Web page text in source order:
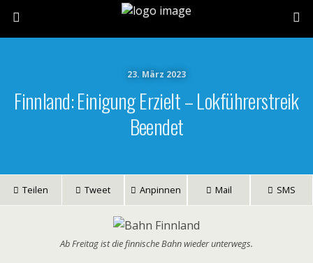
23. März 2023
Finnland: Einigung Erzielt – Lokführerstreik
Beendet
Teilen Tweet Anpinnen Mail SMS
Ab Freitag ist die finnische Bahn wieder unterwegs.